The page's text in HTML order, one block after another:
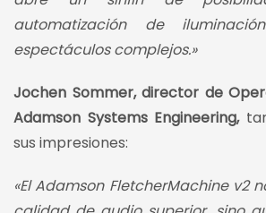
automatización de
espectáculos complejos.»
Jochen Sommer, director de
Adamson Systems Engineering,
sus impresiones:
«El Adamson FletcherMachine v2